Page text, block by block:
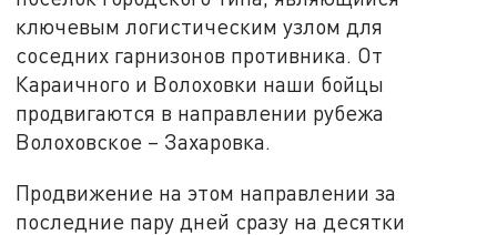
ключевым логистическим узлом для
соседних гарнизонов противника. От
Караичного и Волоховки наши бойцы
продвигаются в направлении рубежа
Волоховское – Захаровка.
Продвижение на этом направлении за
последние пару дней сразу на десятки